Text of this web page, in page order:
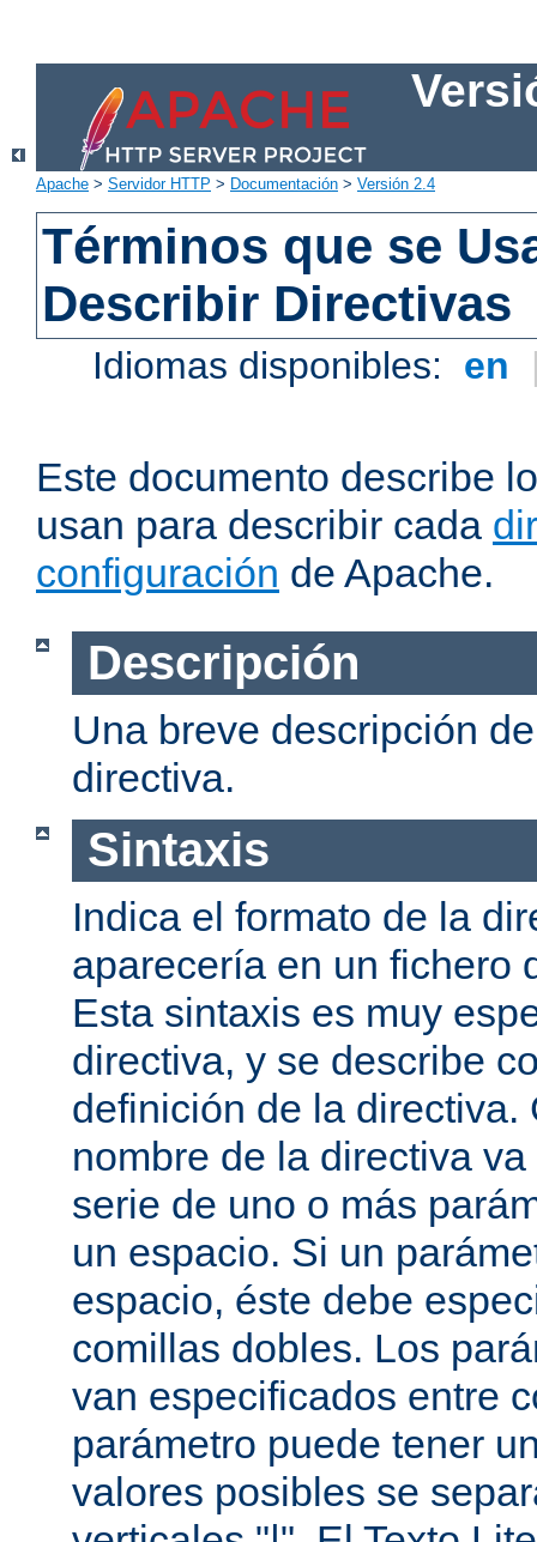
Apache > Servidor HTTP > Documentación > Versión 2.4
Términos que se
Describir Directivas
Idiomas disponibles: en
Este documento describe
usan para describir cada
configuración de Apache.
Descripción
Una breve descripción
directiva.
Sintaxis
Indica el formato de la
aparecería en un fichero
Esta sintaxis es muy
directiva, y se describe
definición de la directiva.
nombre de la directiva
serie de uno o más
un espacio. Si un
espacio, éste debe
comillas dobles. Los
van especificados entre
parámetro puede tener
valores posibles se